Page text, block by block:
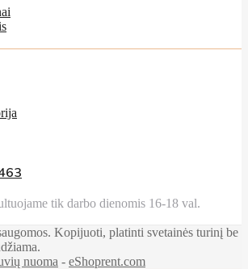
tik darbo dienomis 16-18 val.
Kopijuoti, platinti svetainės turinį be
nuoma - eShoprent.com